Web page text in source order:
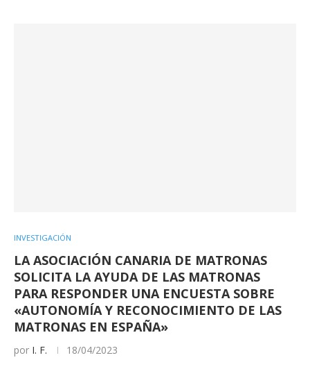
INVESTIGACIÓN
LA ASOCIACIÓN CANARIA DE MATRONAS
SOLICITA LA AYUDA DE LAS MATRONAS
PARA RESPONDER UNA ENCUESTA SOBRE
«AUTONOMÍA Y RECONOCIMIENTO DE LAS
MATRONAS EN ESPAÑA»
por I. F. 18/04/2023